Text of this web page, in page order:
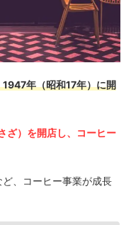
年（昭和17年）に開
ざ）を開店し、コーヒー
、コーヒー事業が成長